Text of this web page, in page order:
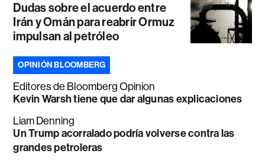
Dudas sobre el acuerdo entre
Irán y Omán para reabrir Ormuz
impulsan al petróleo
OPINIÓN BLOOMBERG
Editores de Bloomberg Opinion
Kevin Warsh tiene que dar algunas explicaciones
Liam Denning
Un Trump acorralado podría volverse contra las
grandes petroleras